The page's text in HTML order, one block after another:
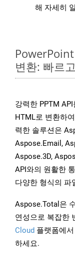
해 자세히
변환: 빠르
강력한 PPTM
HTML로 변환하
력한 솔루션은
Aspose.Email,
Aspose.3D,
API와의 원활한
다양한 형식의 파
Aspose.Total은
연성으로 복잡한
Cloud 플랫폼에
하세요.